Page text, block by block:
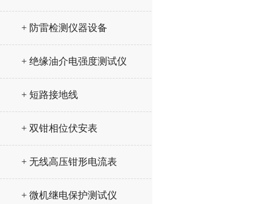
+ 防雷检测仪器设备
+ 绝缘油介电强度测试仪
+ 短路接地线
+ 双钳相位伏安表
+ 无线高压钳形电流表
+ 微机继电保护测试仪